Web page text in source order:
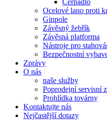
Čerpadlo
Ocelové lano proti
Ginpole
Závěsný žebřík
Závěsná platforma
Nástroje pro
Bezpečnostní
Zprávy
O nás
naše služby
Poprodejní servisní
Prohlídka továrny
Kontaktujte nás
Nejčastější dotazy